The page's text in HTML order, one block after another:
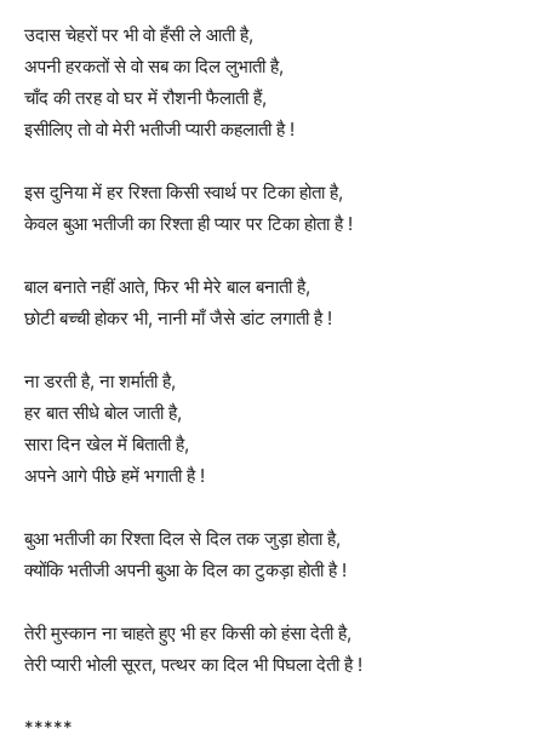
उदास चेहरों पर भी वो हँसी ले आती है,
अपनी हरकतों से वो सब का दिल लुभाती है,
चाँद की तरह वो घर में रौशनी फैलाती हैं,
इसीलिए तो वो मेरी भतीजी प्यारी कहलाती है !
इस दुनिया में हर रिश्ता किसी स्वार्थ पर टिका होता है,
केवल बुआ भतीजी का रिश्ता ही प्यार पर टिका होता है !
बाल बनाते नहीं आते, फिर भी मेरे बाल बनाती है,
छोटी बच्ची होकर भी, नानी माँ जैसे डांट लगाती है !
ना डरती है, ना शर्माती है,
हर बात सीधे बोल जाती है,
सारा दिन खेल में बिताती है,
अपने आगे पीछे हमें भगाती है !
बुआ भतीजी का रिश्ता दिल से दिल तक जुड़ा होता है,
क्योंकि भतीजी अपनी बुआ के दिल का टुकड़ा होती है !
तेरी मुस्कान ना चाहते हुए भी हर किसी को हंसा देती है,
तेरी प्यारी भोली सूरत, पत्थर का दिल भी पिघला देती है !
*****